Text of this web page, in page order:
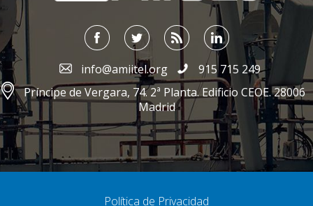
info@amiitel.org
915 715 249
Príncipe de Vergara, 74. 2ª Planta. Edificio CEOE. 28006
Madrid
Política de Privacidad